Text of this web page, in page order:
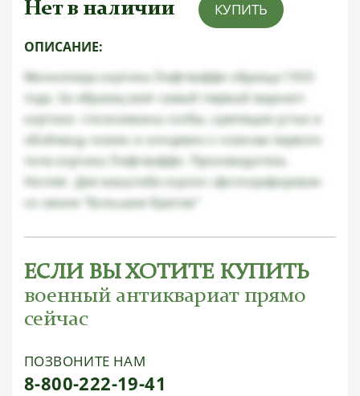
Нет в наличии КУПИТЬ
ОПИСАНИЕ:
Миниатюра кортика Люфтваффе образца 1935
года. За образец взят самый первый вариант
кортика- стилизованы скобы, крепящие устье и
обоймицу ножен и концевик к ножнам первого
типа кортика Люфтваффе. Производитель
Horster. Для масштаба кортик сфотографирован
со своим "Большим братом"
ЕСЛИ ВЫ ХОТИТЕ КУПИТЬ
военный антиквариат прямо
сейчас
ПОЗВОНИТЕ НАМ
8-800-222-19-41